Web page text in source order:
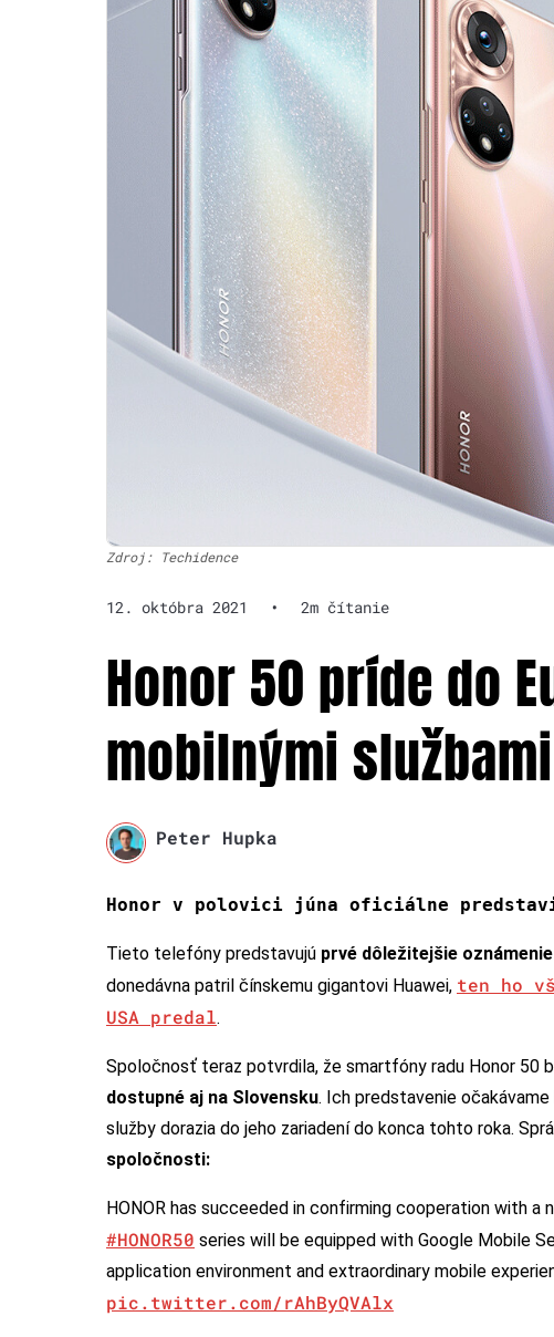
Zdroj: Techidence
12. októbra 2021 • 2m čítanie
Honor 50 príde do
mobilnými
Peter Hupka
Honor v polovici júna oficiálne
Tieto telefóny predstavujú prvé dôležitejšie
donedávna patril čínskemu gigantovi Huawei, ten ho
USA predal.
Spoločnosť teraz potvrdila, že smartfóny radu Honor 50
dostupné aj na Slovensku. Ich predstavenie
služby dorazia do jeho zariadení do konca tohto roka.
spoločnosti:
HONOR has succeeded in confirming cooperation with
#HONOR50 series will be equipped with Google Mobile
application environment and extraordinary mobile
pic.twitter.com/rAhByQVAlx